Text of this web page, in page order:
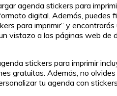
agenda stickers para
digital. Además,
para imprimir” y
vistazo a las páginas web
stickers para imprimir
gratuitas. Además, no
tu agenda con